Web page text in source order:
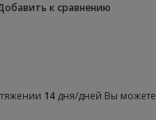
к сравнению
14 дня/дней Вы можете